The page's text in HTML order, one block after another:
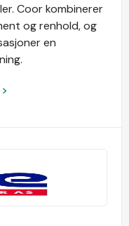
Coor kombinerer
og renhold, og
en